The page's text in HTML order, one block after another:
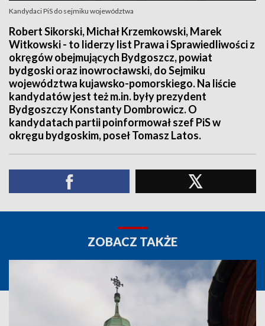
Kandydaci PiS do sejmiku województwa
Robert Sikorski, Michał Krzemkowski, Marek
Witkowski - to liderzy list Prawa i Sprawiedliwości z
okręgów obejmujących Bydgoszcz, powiat
bydgoski oraz inowrocławski, do Sejmiku
województwa kujawsko-pomorskiego. Na liście
kandydatów jest też m.in. były prezydent
Bydgoszczy Konstanty Dombrowicz. O
kandydatach partii poinformował szef PiS w
okręgu bydgoskim, poseł Tomasz Latos.
ZOBACZ TAKŻE